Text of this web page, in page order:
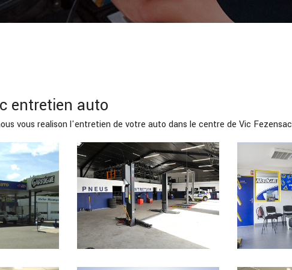
entretien auto
vous realison l'entretien de votre auto dans le centre de Vic Fezensac